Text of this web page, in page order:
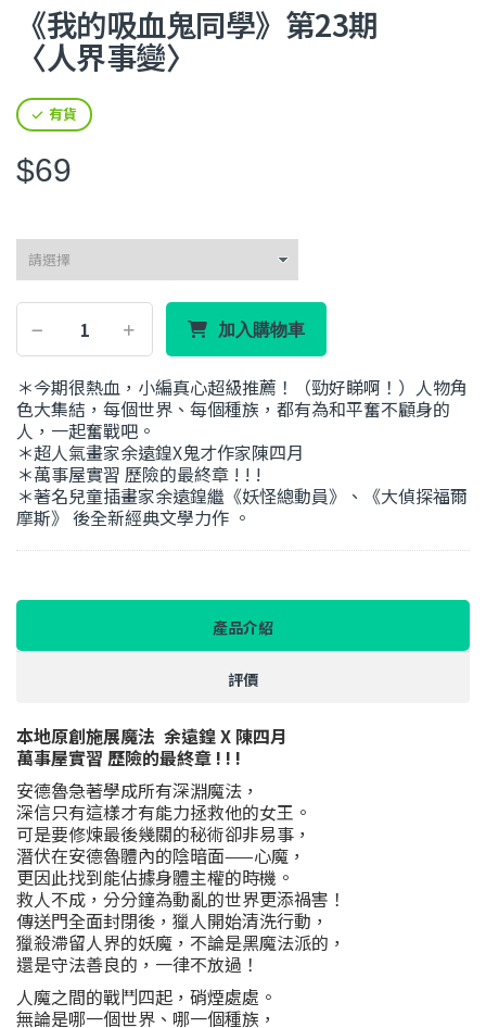
《我的吸血鬼同學》第23期
〈人界事變〉
有貨
$69
加入購物車
＊今期很熱血，小編真心超級推薦！（勁好睇啊！）人物角
色大集結，每個世界、每個種族，都有為和平奮不顧身的
人，一起奮戰吧。
＊超人氣畫家余遠鍠X鬼才作家陳四月
＊萬事屋實習 歷險的最終章 ! ! !
＊著名兒童插畫家余遠鍠繼《妖怪總動員》、《大偵探福爾
摩斯》 後全新經典文學力作 。
產品介紹
評價
本地原創施展魔法 余遠鍠 X 陳四月
萬事屋實習 歷險的最終章 ! ! !
安德魯急著學成所有深淵魔法，
深信只有這樣才有能力拯救他的女王。
可是要修煉最後幾關的秘術卻非易事，
潛伏在安德魯體內的陰暗面——心魔，
更因此找到能佔據身體主權的時機。
救人不成，分分鐘為動亂的世界更添禍害！
傳送門全面封閉後，獵人開始清洗行動，
獵殺滯留人界的妖魔，不論是黑魔法派的，
還是守法善良的，一律不放過！
人魔之間的戰鬥四起，硝煙處處。
無論是哪一個世界、哪一個種族，